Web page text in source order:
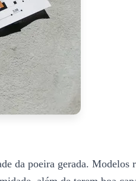
da poeira gerada.